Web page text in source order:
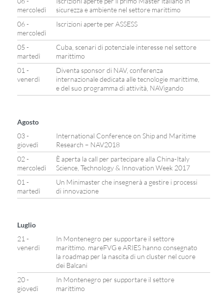
mercoledì
sicurezza e ambiente nel settore marittimo
06 -
mercoledì
Iscrizioni aperte per ASSESS
05 -
martedì
Cuba, scenari di potenziale interesse nel settore
marittimo
01 -
venerdì
Diventa sponsor di NAV, conferenza
internazionale dedicata alle tecnologie marittime,
e del suo programma di attività, NAVigando
Agosto
03 -
giovedì
International Conference on Ship and Maritime
Research – NAV2018
02 -
mercoledì
È aperta la call per partecipare alla China-Italy
Science, Technology & Innovation Week 2017
01 -
martedì
Un Minimaster che insegnerà a gestire i processi
di innovazione
Luglio
21 -
venerdì
In Montenegro per supportare il settore
marittimo. mareFVG e ARIES hanno consegnato
la roadmap per la nascita di un cluster nel cuore
dei Balcani
20 -
giovedì
In Montenegro per supportare il settore
marittimo